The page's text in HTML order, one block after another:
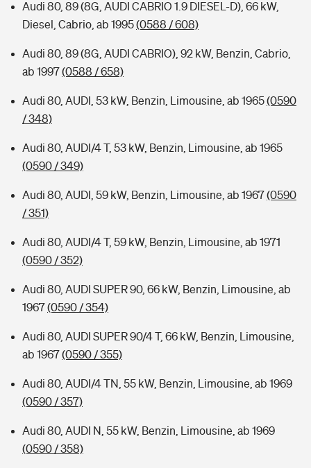
Audi 80, 89 (8G, AUDI CABRIO 1.9 DIESEL-D), 66 kW,
Diesel, Cabrio, ab 1995(0588 / 608)
Audi 80, 89 (8G, AUDI CABRIO), 92 kW, Benzin, Cabrio,
ab 1997(0588 / 658)
Audi 80, AUDI, 53 kW, Benzin, Limousine, ab 1965(0590
/ 348)
Audi 80, AUDI/4 T, 53 kW, Benzin, Limousine, ab 1965
(0590 / 349)
Audi 80, AUDI, 59 kW, Benzin, Limousine, ab 1967(0590
/ 351)
Audi 80, AUDI/4 T, 59 kW, Benzin, Limousine, ab 1971
(0590 / 352)
Audi 80, AUDI SUPER 90, 66 kW, Benzin, Limousine, ab
1967(0590 / 354)
Audi 80, AUDI SUPER 90/4 T, 66 kW, Benzin, Limousine,
ab 1967(0590 / 355)
Audi 80, AUDI/4 TN, 55 kW, Benzin, Limousine, ab 1969
(0590 / 357)
Audi 80, AUDI N, 55 kW, Benzin, Limousine, ab 1969
(0590 / 358)